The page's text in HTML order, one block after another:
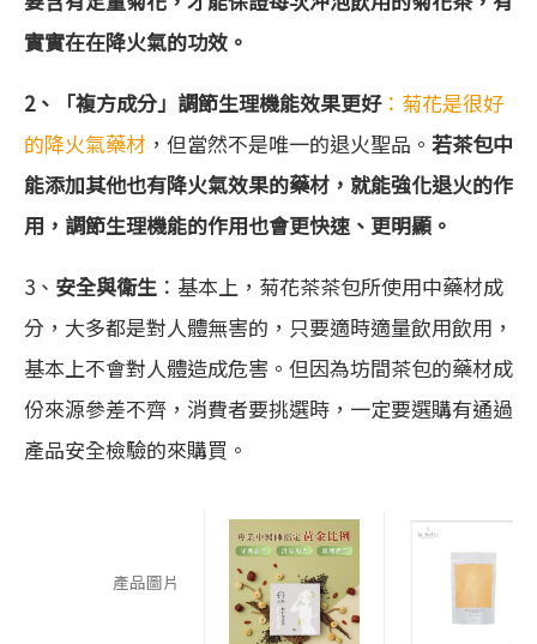
實實在在降火氣的功效。
2、「複方成分」調節生理機能效果更好：菊花是很好
的降火氣藥材 ，但當然不是唯一的退火聖品。 若茶包中
能添加其他也有降火氣效果的藥材，就能強化退火的作
用，調節生理機能的作用也會更快速、更明顯。
3、 安全與衛生 ：基本上，菊花茶茶包所使用中藥材成
分，大多都是對人體無害的，只要適時適量飲用飲用，
基本上不會對人體造成危害。但因為坊間茶包的藥材成
份來源參差不齊，消費者要挑選時，一定要選購有通過
產品安全檢驗的來購買。
產品圖片